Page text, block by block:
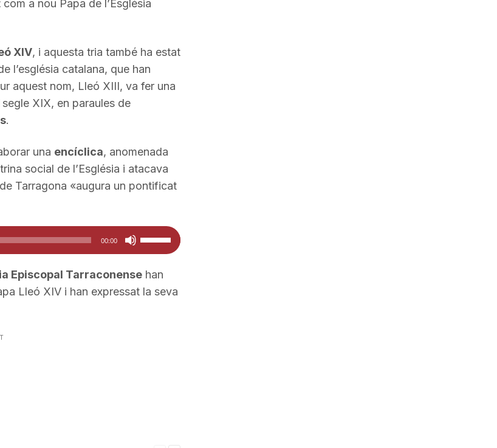
com a nou Papa de l’Església
XIV, i aquesta tria també ha estat
l’església catalana, que han
aquest nom, Lleó XIII, va fer una
XIX, en paraules de
.
una encíclica, anomenada
social de l’Església i atacava
Tarragona «augura un pontificat
00:00
Feu
servir
les
tecles
Episcopal Tarraconensehan
Lleó XIV i han expressat la seva